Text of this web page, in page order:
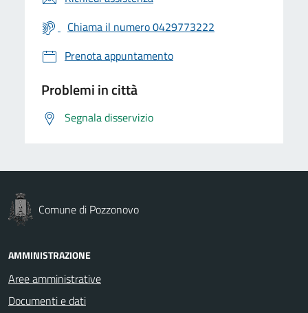
Chiama il numero 0429773222
Prenota appuntamento
Problemi in città
Segnala disservizio
Comune di Pozzonovo
AMMINISTRAZIONE
Aree amministrative
Documenti e dati